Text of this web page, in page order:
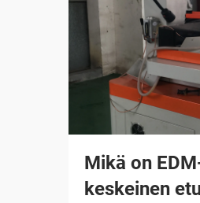
Mikä on
keskeinen